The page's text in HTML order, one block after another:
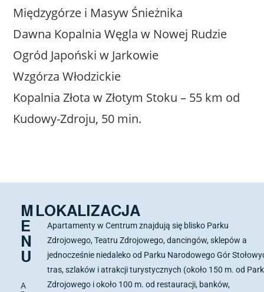
Międzygórze i Masyw Śnieżnika
Dawna Kopalnia Węgla w Nowej Rudzie
Ogród Japoński w Jarkowie
Wzgórza Włodzickie
Kopalnia Złota w Złotym Stoku – 55 km od
Kudowy-Zdroju, 50 min.
M
E
N
U
A
LOKALIZACJA
Apartamenty w Centrum znajdują się blisko Parku
Zdrojowego, Teatru Zdrojowego, dancingów, sklepów a
jednocześnie niedaleko od Parku Narodowego Gór
tras, szlaków i atrakcji turystycznych (około 150 m. od
Zdrojowego i około 100 m. od restauracji, banków,